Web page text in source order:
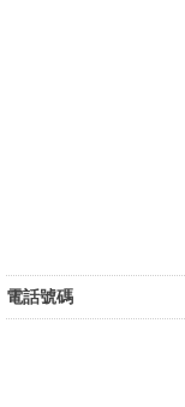
電話號碼